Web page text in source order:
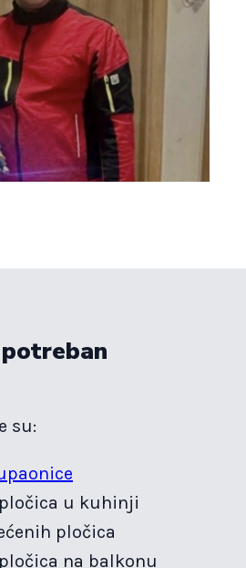
su:
u kuhinji
pločica
na balkonu